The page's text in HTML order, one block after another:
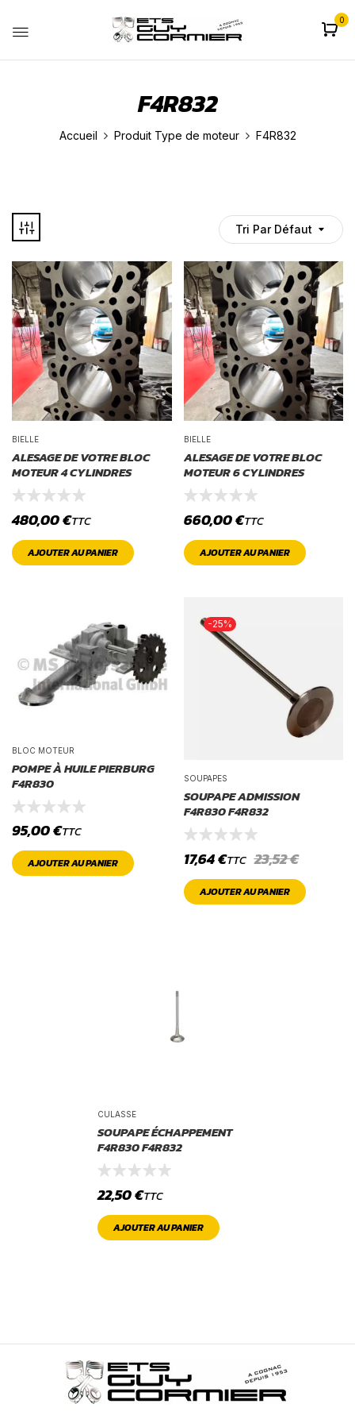
0
F4R832
Accueil Produit Type de moteur F4R832
Tri Par Défaut
BIELLE
ALESAGE DE VOTRE BLOC
MOTEUR 4 CYLINDRES
480,00€TTC
AJOUTER AU PANIER
BIELLE
ALESAGE DE VOTRE BLOC
MOTEUR 6 CYLINDRES
660,00€TTC
AJOUTER AU PANIER
BLOC MOTEUR
POMPE À HUILE PIERBURG
F4R830
95,00€TTC
AJOUTER AU PANIER
-25%
SOUPAPES
SOUPAPE ADMISSION
F4R830 F4R832
23,52€
17,64€TTC
AJOUTER AU PANIER
CULASSE
SOUPAPE ÉCHAPPEMENT
F4R830 F4R832
22,50€TTC
AJOUTER AU PANIER